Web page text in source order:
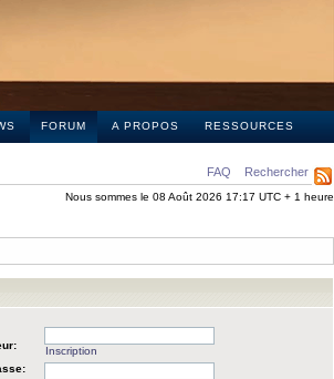
FORUM A PROPOS RESSOURCES
FAQ Rechercher
Nous sommes le 08 Août 2026 17:17 UTC + 1 heure
Inscription